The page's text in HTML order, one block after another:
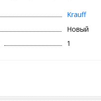
Krauff
Новый
1